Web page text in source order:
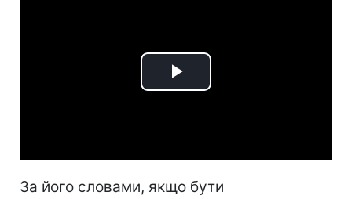
Play
За його словами, якщо бути